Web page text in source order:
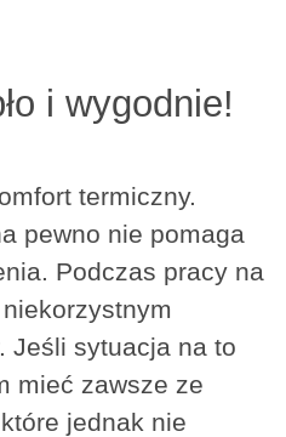
i wygodnie!
termiczny.
pewno nie pomaga
Podczas pracy na
Jeśli sytuacja na to
mieć zawsze ze
jednak nie